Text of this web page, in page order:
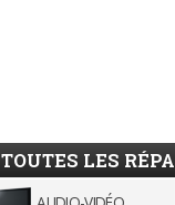
TOUTES LES